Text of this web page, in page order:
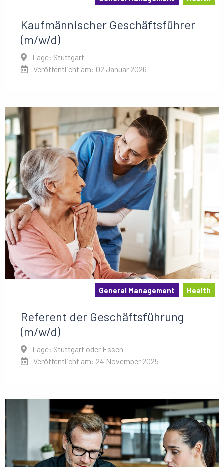
Kaufmännischer Geschäftsführer
(m/w/d)
Lage: Stuttgart
Veröffentlicht am: 02 Januar 2026
General Management Health
Referent der Geschäftsführung
(m/w/d)
Lage: Stuttgart oder Essen
Veröffentlicht am: 24 November 2025